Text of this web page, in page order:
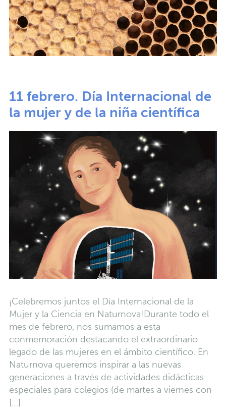
11 febrero. Día Internacional de
la mujer y de la niña científica
¡Celebremos juntos el Día Internacional de la
Mujer y la Ciencia en Naturnova!Durante todo el
mes de febrero, nos sumamos a esta
conmemoración destacando el extraordinario
legado de las mujeres en el ámbito científico. En
Naturnova queremos inspirar a las nuevas
generaciones a través de actividades didácticas
especiales para colegios (de martes a viernes con
[…]